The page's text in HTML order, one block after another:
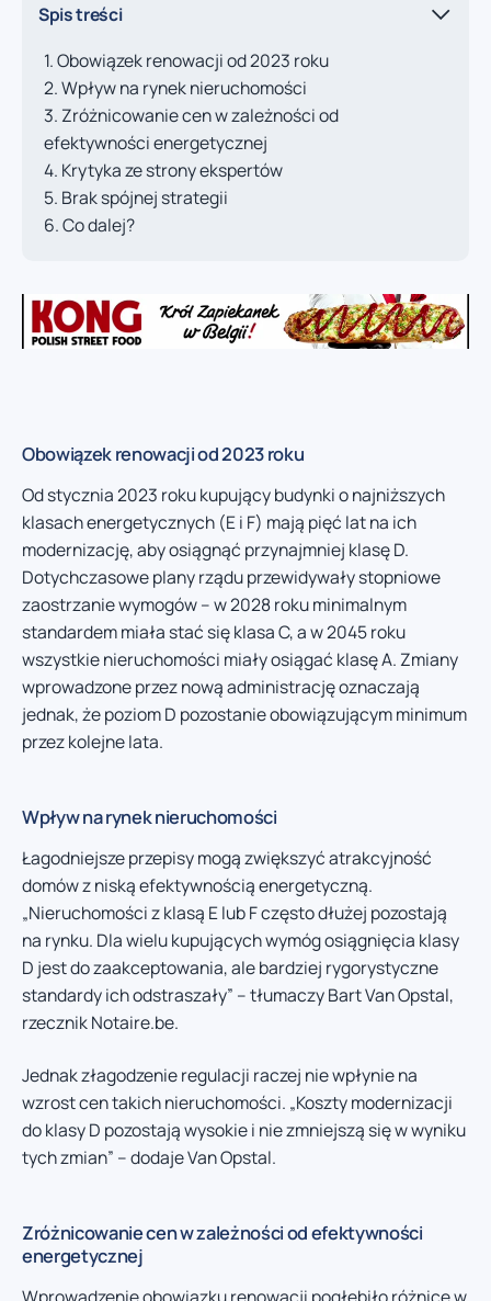
Spis treści
Obowiązek renowacji od 2023 roku
Wpływ na rynek nieruchomości
Zróżnicowanie cen w zależności od
efektywności energetycznej
Krytyka ze strony ekspertów
Brak spójnej strategii
Co dalej?
Obowiązek renowacji od 2023 roku
Od stycznia 2023 roku kupujący budynki o najniższych
klasach energetycznych (E i F) mają pięć lat na ich
modernizację, aby osiągnąć przynajmniej klasę D.
Dotychczasowe plany rządu przewidywały stopniowe
zaostrzanie wymogów – w 2028 roku minimalnym
standardem miała stać się klasa C, a w 2045 roku
wszystkie nieruchomości miały osiągać klasę A. Zmiany
wprowadzone przez nową administrację oznaczają
jednak, że poziom D pozostanie obowiązującym minimum
przez kolejne lata.
Wpływ na rynek nieruchomości
Łagodniejsze przepisy mogą zwiększyć atrakcyjność
domów z niską efektywnością energetyczną.
„Nieruchomości z klasą E lub F często dłużej pozostają
na rynku. Dla wielu kupujących wymóg osiągnięcia klasy
D jest do zaakceptowania, ale bardziej rygorystyczne
standardy ich odstraszały” – tłumaczy Bart Van Opstal,
rzecznik Notaire.be.
Jednak złagodzenie regulacji raczej nie wpłynie na
wzrost cen takich nieruchomości. „Koszty modernizacji
do klasy D pozostają wysokie i nie zmniejszą się w wyniku
tych zmian” – dodaje Van Opstal.
Zróżnicowanie cen w zależności od efektywności
energetycznej